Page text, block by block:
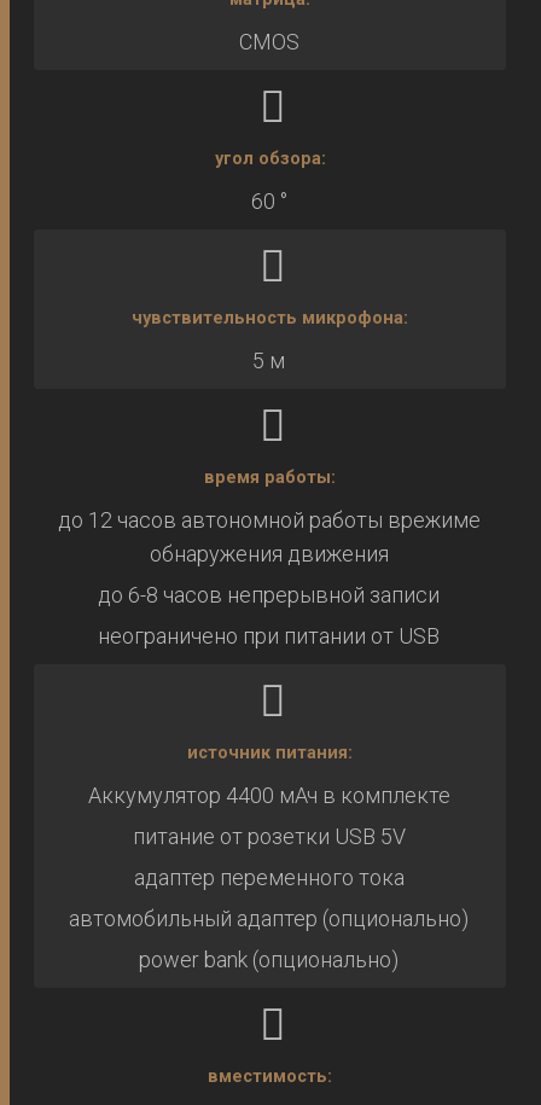
CMOS
угол обзора:
60 °
чувствительность микрофона:
5 м
время работы:
до 12 часов автономной работы врежиме
обнаружения движения
до 6-8 часов непрерывной записи
неограничено при питании от USB
источник питания:
Аккумулятор 4400 мАч в комплекте
питание от розетки USB 5V
адаптер переменного тока
автомобильный адаптер (опционально)
power bank (опционально)
вместимость: